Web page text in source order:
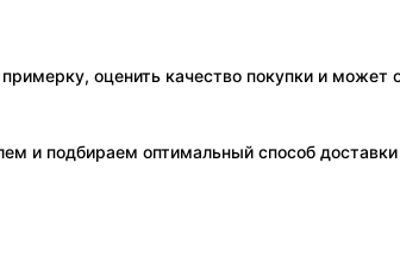
оценить качество покупки и может
и подбираем оптимальный способ